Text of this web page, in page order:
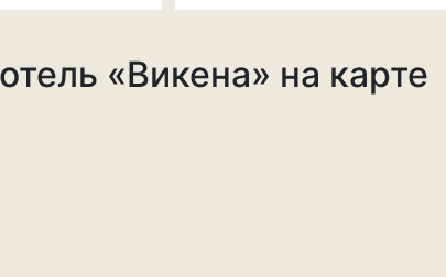
«Викена» на карте